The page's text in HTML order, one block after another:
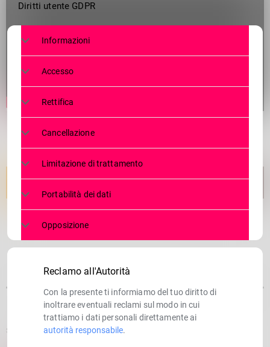
SCRITTO DA:RADIOTSN
Diritti utente GDPR
Informazioni
Accesso
Rettifica
Cancellazione
Limitazione di trattamento
Portabilità dei dati
Opposizione
Reclamo all'Autorità
Con la presente ti informiamo del tuo diritto di
inoltrare eventuali reclami sul modo in cui
trattiamo i dati personali direttamente ai
autorità responsabile.